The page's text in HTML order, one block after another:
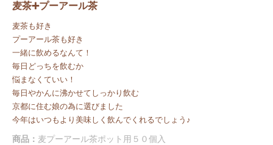
麦茶➕プーアール茶
麦茶も好き
プーアール茶も好き
一緒に飲めるなんて！
毎日どっちを飲むか
悩まなくていい！
毎日やかんに沸かせてしっかり飲む
京都に住む娘の為に選びました
今年はいつもより美味しく飲んでくれるでしょう♪
商品： 麦プーアール茶ポット用５０個入